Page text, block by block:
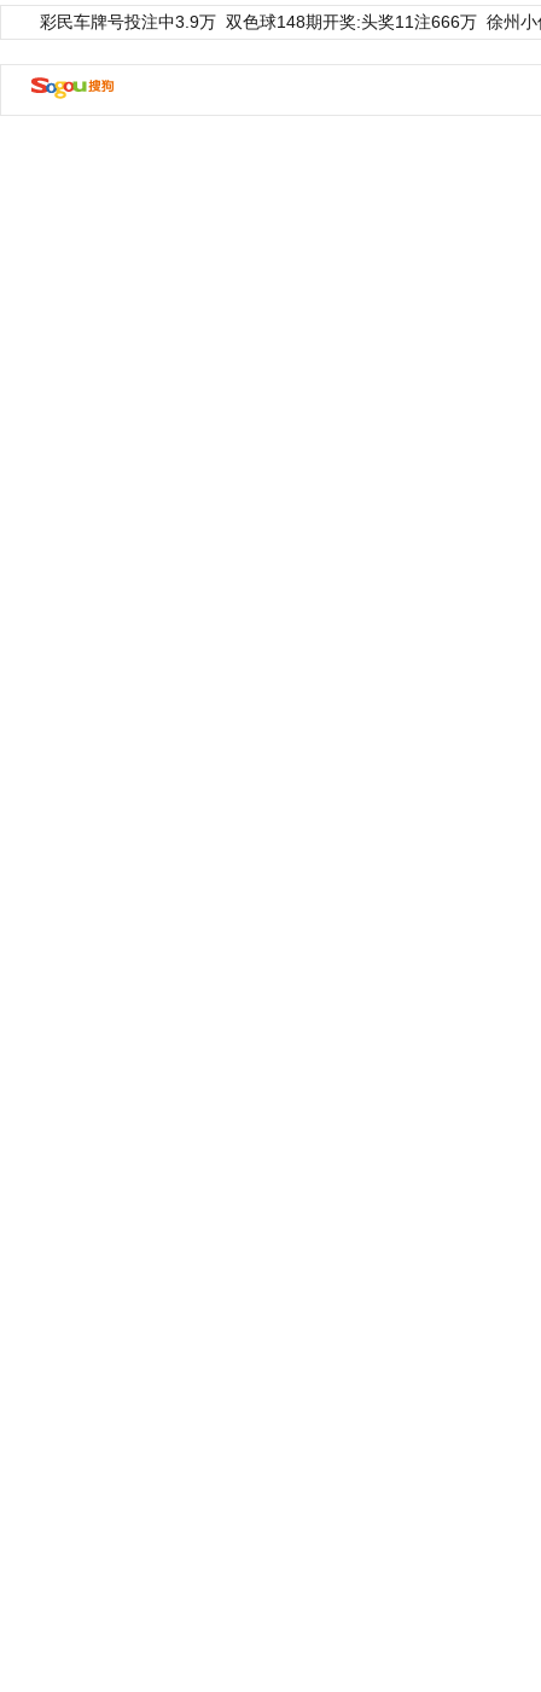
彩民车牌号投注中3.9万 双色球148期开奖:头奖11注666万 徐州